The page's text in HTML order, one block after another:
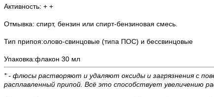
Активность: + +
Отмывка: спирт, бензин или спирт-бензиновая смесь.
Тип припоя:олово-свинцовые (типа ПОС) и бессвинцовые
Упаковка:флакон 30 мл
* - флюсы растворяют и удаляют оксиды и загрязнения с
расплавленный припой. Всё это способствует увеличению